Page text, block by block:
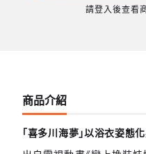
請登入後查看
商品介紹
「喜多川海夢」以浴衣姿態